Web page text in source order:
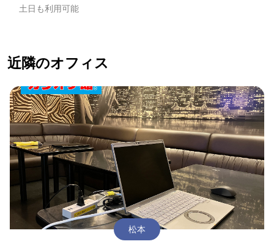
土日も利用可能
近隣のオフィス
松本